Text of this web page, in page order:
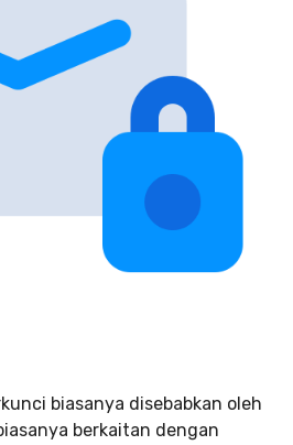
biasanya disebabkan oleh
berkaitan dengan